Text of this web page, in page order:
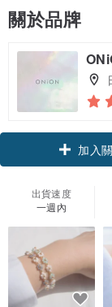
關於品牌
加入
出貨速度
一週內